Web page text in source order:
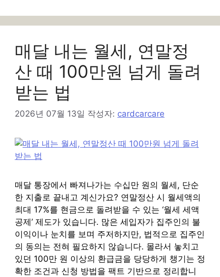
매달 내는 월세, 연말정
산 때 100만원 넘게 돌려
받는 법
2026년 07월 13일 작성자: cardcarcare
매달 통장에서 빠져나가는 수십만 원의 월세, 단순
한 지출로 끝내고 계신가요? 연말정산 시 월세액의
최대 17%를 현금으로 돌려받을 수 있는 ‘월세 세액
공제’ 제도가 있습니다. 많은 세입자가 집주인의 불
이익이나 눈치를 보며 주저하지만, 법적으로 집주인
의 동의는 전혀 필요하지 않습니다. 몰라서 놓치고
있던 100만 원 이상의 환급금을 당당하게 챙기는 정
확한 조건과 신청 방법을 팩트 기반으로 정리합니